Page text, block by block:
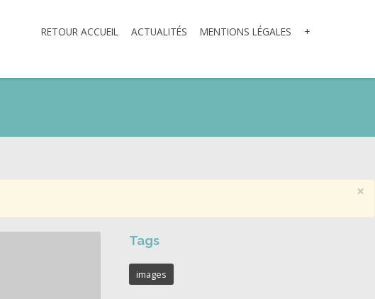
RETOUR ACCUEIL ACTUALITÉS MENTIONS LÉGALES +
×
Tags
images